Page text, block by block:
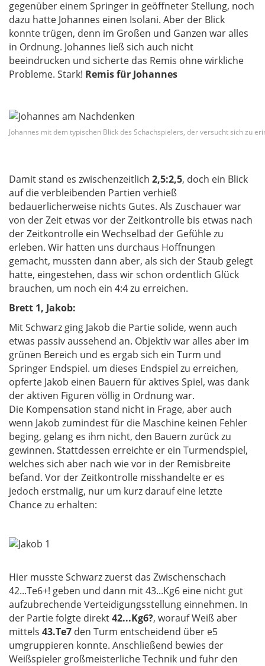
gegenüber einem Springer in geöffneter Stellung, noch
dazu hatte Johannes einen Isolani. Aber der Blick
konnte trügen, denn im Großen und Ganzen war alles
in Ordnung. Johannes ließ sich auch nicht
beeindrucken und sicherte das Remis ohne wirkliche
Probleme. Stark! Remis für Johannes
Johannes mit dem typischen Blick des Schachspielers, der versucht sich zu
Damit stand es zwischenzeitlich 2,5:2,5, doch ein Blick
auf die verbleibenden Partien verhieß
bedauerlicherweise nichts Gutes. Als Zuschauer war
von der Zeit etwas vor der Zeitkontrolle bis etwas nach
der Zeitkontrolle ein Wechselbad der Gefühle zu
erleben. Wir hatten uns durchaus Hoffnungen
gemacht, mussten dann aber, als sich der Staub gelegt
hatte, eingestehen, dass wir schon ordentlich Glück
brauchen, um noch ein 4:4 zu erreichen.
Brett 1, Jakob:
Mit Schwarz ging Jakob die Partie solide, wenn auch
etwas passiv aussehend an. Objektiv war alles aber im
grünen Bereich und es ergab sich ein Turm und
Springer Endspiel. um dieses Endspiel zu erreichen,
opferte Jakob einen Bauern für aktives Spiel, was dank
der aktiven Figuren völlig in Ordnung war.
Die Kompensation stand nicht in Frage, aber auch
wenn Jakob zumindest für die Maschine keinen Fehler
beging, gelang es ihm nicht, den Bauern zurück zu
gewinnen. Stattdessen erreichte er ein Turmendspiel,
welches sich aber nach wie vor in der Remisbreite
befand. Vor der Zeitkontrolle misshandelte er es
jedoch erstmalig, nur um kurz darauf eine letzte
Chance zu erhalten:
Hier musste Schwarz zuerst das Zwischenschach
42...Te6+! geben und dann mit 43...Kg6 eine nicht gut
aufzubrechende Verteidigungsstellung einnehmen. In
der Partie folgte direkt42...Kg6?, worauf Weiß aber
mittels 43.Te7 den Turm entscheidend über e5
umgruppieren konnte. Anschließend bewies der
Weißspieler großmeisterliche Technik und fuhr den